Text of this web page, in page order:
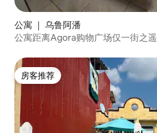
公寓 ｜ 乌鲁阿潘
公寓距离Agora购物广场仅一街之遥
房客推荐
房客推荐